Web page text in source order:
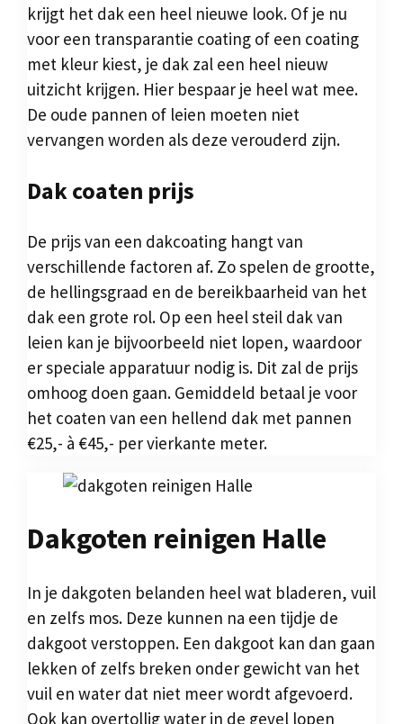
krijgt het dak een heel nieuwe look. Of je nu
voor een transparantie coating of een coating
met kleur kiest, je dak zal een heel nieuw
uitzicht krijgen. Hier bespaar je heel wat mee.
De oude pannen of leien moeten niet
vervangen worden als deze verouderd zijn.
Dak coaten prijs
De prijs van een dakcoating hangt van
verschillende factoren af. Zo spelen de grootte,
de hellingsgraad en de bereikbaarheid van het
dak een grote rol. Op een heel steil dak van
leien kan je bijvoorbeeld niet lopen, waardoor
er speciale apparatuur nodig is. Dit zal de prijs
omhoog doen gaan. Gemiddeld betaal je voor
het coaten van een hellend dak met pannen
€25,- à €45,- per vierkante meter.
Dakgoten reinigen Halle
In je dakgoten belanden heel wat bladeren, vuil
en zelfs mos. Deze kunnen na een tijdje de
dakgoot verstoppen. Een dakgoot kan dan gaan
lekken of zelfs breken onder gewicht van het
vuil en water dat niet meer wordt afgevoerd.
Ook kan overtollig water in de gevel lopen